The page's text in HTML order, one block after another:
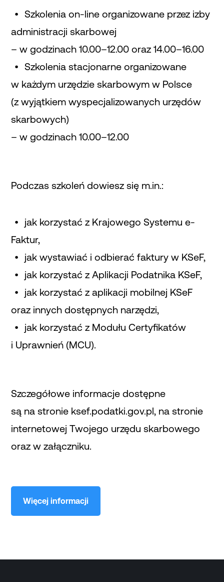
Szkolenia on-line organizowane przez izby
administracji skarbowej
– w godzinach 10.00–12.00 oraz 14.00–16.00
Szkolenia stacjonarne organizowane
w każdym urzędzie skarbowym w Polsce
(z wyjątkiem wyspecjalizowanych urzędów
skarbowych)
– w godzinach 10.00–12.00
Podczas szkoleń dowiesz się m.in.:
jak korzystać z Krajowego Systemu e-
Faktur,
jak wystawiać i odbierać faktury w KSeF,
jak korzystać z Aplikacji Podatnika KSeF,
jak korzystać z aplikacji mobilnej KSeF
oraz innych dostępnych narzędzi,
jak korzystać z Modułu Certyfikatów
i Uprawnień (MCU).
Szczegółowe informacje dostępne
są na stronie ksef.podatki.gov.pl, na stronie
internetowej Twojego urzędu skarbowego
oraz w załączniku.
Więcej informacji